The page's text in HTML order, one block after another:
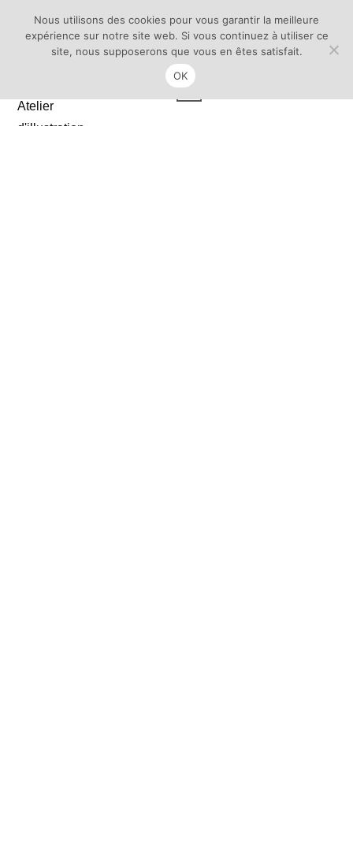
0
Nous utilisons des cookies pour vous garantir la meilleure
expérience sur notre site web. Si vous continuez à utiliser ce
site, nous supposerons que vous en êtes satisfait.
OK